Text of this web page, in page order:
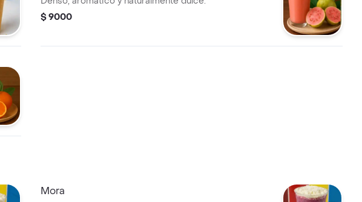
$ 9000
Mora